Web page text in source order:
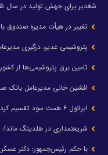
شغدیر برای جهش تولید در سال ۱۴۰۵ آماده شد
تغییر در هیأت مدیره صندوق
پتروشیمی غدیر، درگیری
تامین برق پتروشیمی‌ها از کشور
افشین خانی مدیرعامل بانک
ایرانول ۶ همت سود تقسیم کرد
شریعتمداری در هلدینگ ماند/
با حکم رئیس‌جمهور؛ دکتر